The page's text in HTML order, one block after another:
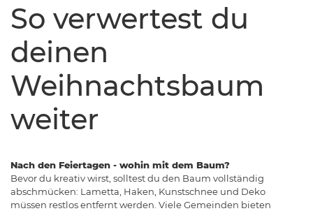
So verwertest du
deinen
Weihnachtsbaum
weiter
Nach den Feiertagen - wohin mit dem Baum?
Bevor du kreativ wirst, solltest du den Baum vollständig
abschmücken: Lametta, Haken, Kunstschnee und Deko
müssen restlos entfernt werden. Viele Gemeinden bieten